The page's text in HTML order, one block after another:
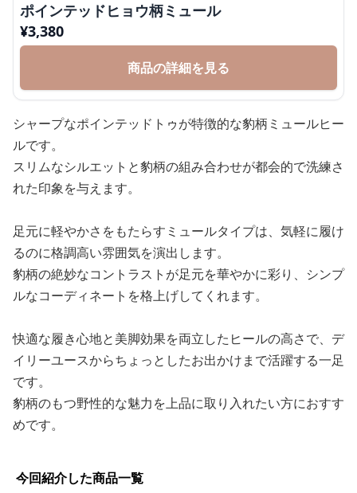
ポインテッドヒョウ柄ミュール
¥3,380
商品の詳細を見る
シャープなポインテッドトゥが特徴的な豹柄ミュールヒー
ルです。
スリムなシルエットと豹柄の組み合わせが都会的で洗練さ
れた印象を与えます。
足元に軽やかさをもたらすミュールタイプは、気軽に履け
るのに格調高い雰囲気を演出します。
豹柄の絶妙なコントラストが足元を華やかに彩り、シンプ
ルなコーディネートを格上げしてくれます。
快適な履き心地と美脚効果を両立したヒールの高さで、デ
イリーユースからちょっとしたお出かけまで活躍する一足
です。
豹柄のもつ野性的な魅力を上品に取り入れたい方におすす
めです。
今回紹介した商品一覧